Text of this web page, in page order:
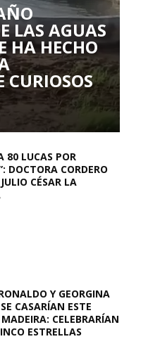
LAS AGUAS
HA HECHO
CURIOSOS
80 LUCAS POR
DOCTORA CORDERO
CÉSAR LA
Y GEORGINA
CASARÍAN ESTE
CELEBRARÍAN
ESTRELLAS